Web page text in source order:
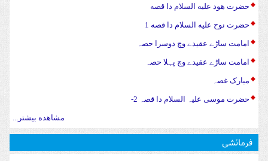
حضرت هود علیه السلام دا قصه
حضرت نوح علیه السلام دا قصه 1
امامت ساڑے عقیدے وچ دوسرا حصہ
امامت ساڑے عقیدے وچ پہلا حصہ
مبارک غصہ
حضرت موسی علیہ السلام دا قصہ 2-
مشاهده بیشتر...
فرمائشی